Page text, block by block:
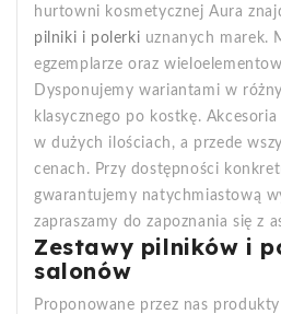
hurtowni kosmetycznej Aura
pilniki i polerki uznanych marek.
egzemplarze oraz
Dysponujemy wariantami w
klasycznego po kostkę.
w dużych ilościach, a przede
cenach. Przy dostępności
gwarantujemy natychmiastową
zapraszamy do zapoznania się z
Zestawy pilników i
salonów
Proponowane przez nas